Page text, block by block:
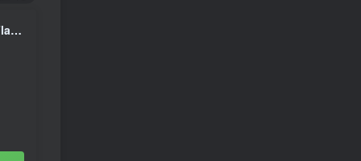
첫사랑 CSR – Sequence : 7272 [2022.07.28] [24Bit/48kHz] [Hi-Res Flac 384MB]